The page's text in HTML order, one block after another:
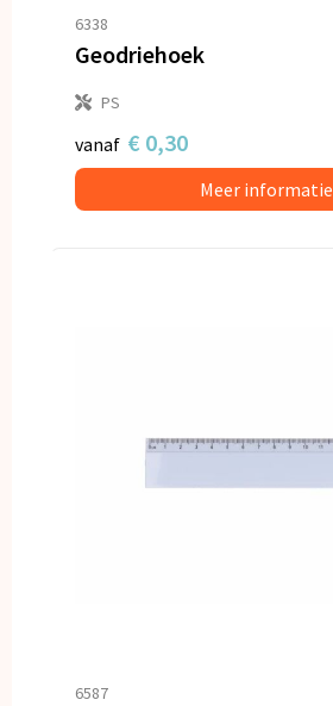
6338
Geodriehoek
PS
vanaf € 0,30
Meer informatie
6587